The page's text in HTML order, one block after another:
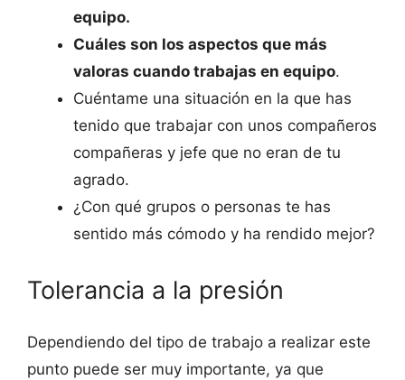
equipo.
Cuáles son los aspectos que más
valoras cuando trabajas en equipo.
Cuéntame una situación en la que has
tenido que trabajar con unos compañeros
compañeras y jefe que no eran de tu
agrado.
¿Con qué grupos o personas te has
sentido más cómodo y ha rendido mejor?
Tolerancia a la presión
Dependiendo del tipo de trabajo a realizar este
punto puede ser muy importante, ya que